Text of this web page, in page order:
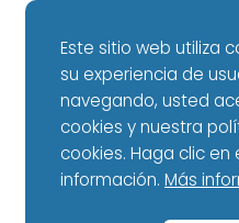
Este sitio web utiliza
su experiencia de
navegando, usted
cookies y nuestra
cookies. Haga clic
información. Más